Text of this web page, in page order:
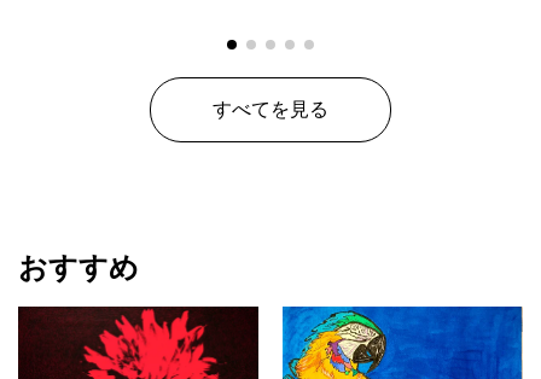
すべてを見る
おすすめ